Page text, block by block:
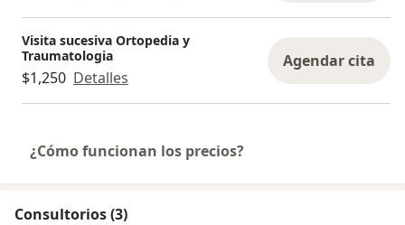
Visita sucesiva Ortopedia y
Traumatologia
$1,250 Detalles
Agendar cita
¿Cómo funcionan los precios?
Consultorios (3)